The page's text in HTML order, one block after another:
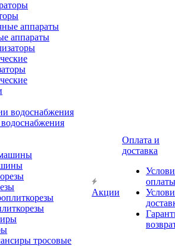
аппараты
тросовые
Акции
Оплата и
доставка
оплаты